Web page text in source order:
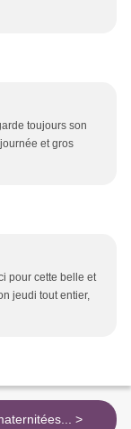
toujours son
et gros
pour cette belle et
jeudi tout entier,
Les maternitées... >